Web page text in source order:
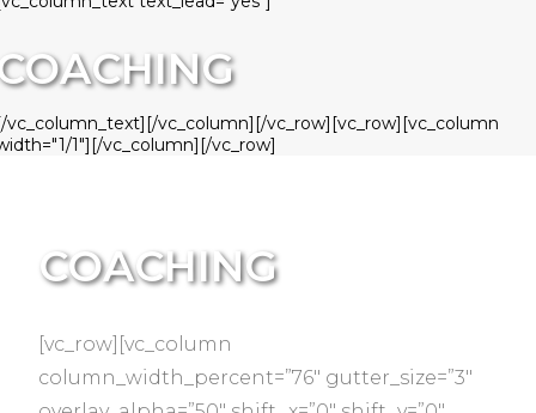
vc_column_text][/vc_column][/vc_row][vc_row][vc_column
1"][/vc_column][/vc_row]
COACHING
[vc_row][vc_column
column_width_percent=”76″ gutter_size=”3″